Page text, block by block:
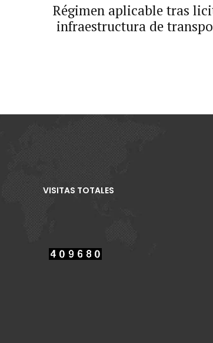
Régimen aplicable tras
infraestructura de
VISITAS TOTALES